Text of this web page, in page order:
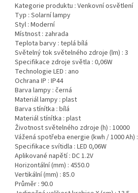
Kategorie produktu : Venkovní osvětlení
Typ : Solarní lampy
Styl : Moderní
Místnost : zahrada
Teplota barvy : teplá bílá
Světelný tok světelného zdroje (lm) : 3
Specifikace zdroje světla : 0,06W
Technologie LED : ano
Ochrana IP : IP44
Barva lampy : černá
Materiál lampy : plast
Barva stínítka : bílá
Materiál stínítka : plast
Životnost světelného zdroje (h) : 10000
Vážená spotřeba energie (kwh / 1000 Ah) :
Specifikace svítidla : LED 0,06W
Aplikované napětí : DC 1.2V
Horizontální (mm) : 4550.0
Vertikální (mm) : 85.0
Průměr : 90.0